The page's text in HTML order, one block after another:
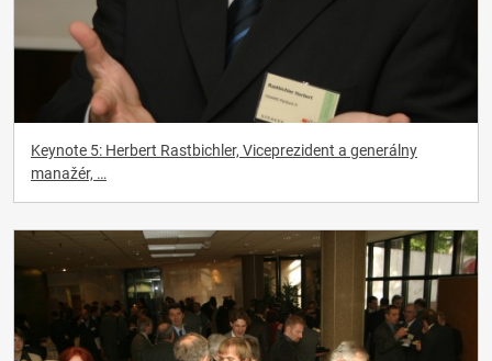
Keynote 5: Herbert Rastbichler, Viceprezident a generálny
manažér, …